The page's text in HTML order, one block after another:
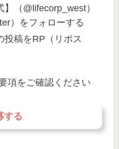
（@lifecorp_west）
）をフォローする
投稿をRP（リポス
項をご確認ください
する